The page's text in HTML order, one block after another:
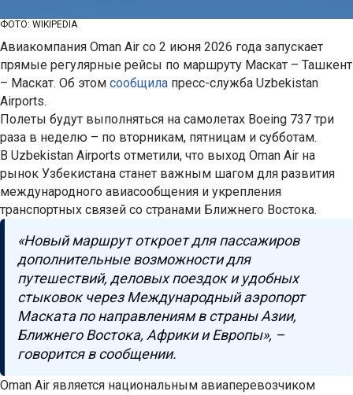
ФОТО: WIKIPEDIA
Авиакомпания Oman Air со 2 июня 2026 года запускает
прямые регулярные рейсы по маршруту Маскат – Ташкент
– Маскат. Об этом сообщила пресс-служба Uzbekistan
Airports.
Полеты будут выполняться на самолетах Boeing 737 три
раза в неделю – по вторникам, пятницам и субботам.
В Uzbekistan Airports отметили, что выход Oman Air на
рынок Узбекистана станет важным шагом для развития
международного авиасообщения и укрепления
транспортных связей со странами Ближнего Востока.
«Новый маршрут откроет для пассажиров
дополнительные возможности для
путешествий, деловых поездок и удобных
стыковок через Международный аэропорт
Маската по направлениям в страны Азии,
Ближнего Востока, Африки и Европы», –
говорится в сообщении.
Oman Air является национальным авиаперевозчиком